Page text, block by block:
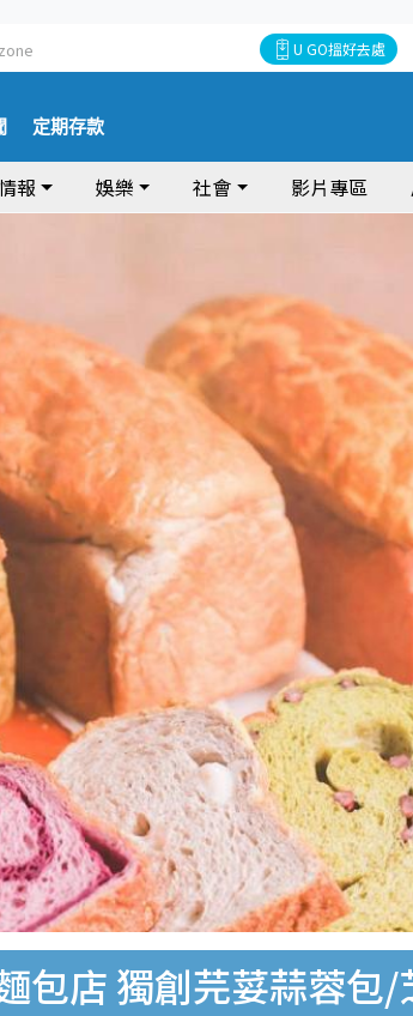
U GO搵好去處
定期存款
報 娛樂 社會 影片專區
包店 獨創芫荽蒜蓉